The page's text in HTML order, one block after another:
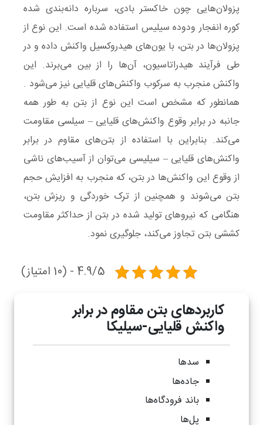
پزولان‌هایی چون خاکستر بادی، سرباره دانه‌بندی شده
کوره انفجار ودوده سیلیس استفاده شده است. این نوع از
پزولان‌ها در بتن، با یون‌های هیدروکسیل واکنش داده و در
طی فرآیند هیدراتاسیون، آن‌ها را از بین می‌برند. این
واکنش منجرب به سرکوب واکنش‌های قلیایی نیز می‌شود .
همانطور که مشخص است این نوع از بتن به طور همه
جانبه در برابر وقوع واکنش‌های قلیایی – سیلسی مقاومت
می‌کند. بنابراین با استفاده از بتن‌های مقاوم در برابر
واکنش‌های قلیایی – سیلیسی می‌توان از آسیب‌های ناشی
از وقوع این واکنش‌ها در بتن، که منجرب به افزایش حجم
بتن می‌شوند و همچنین از ترک خوردگی و ریزش بتن،
هنگامی که نیروهای تولید شده در بتن از حداکثر مقاومت
کششی بتن تجاوز می‌کند، جلوگیری نمود.
4.9/5 - (10 امتیاز)
کاربردهای بتن مقاوم در برابر
واکنش قلیایی-سیلیکا
سدها
جاده‌ها
باند فرودگاه‌ها
پل‌ها